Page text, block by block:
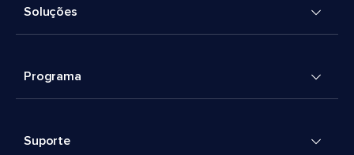
Soluções
Programa
Suporte